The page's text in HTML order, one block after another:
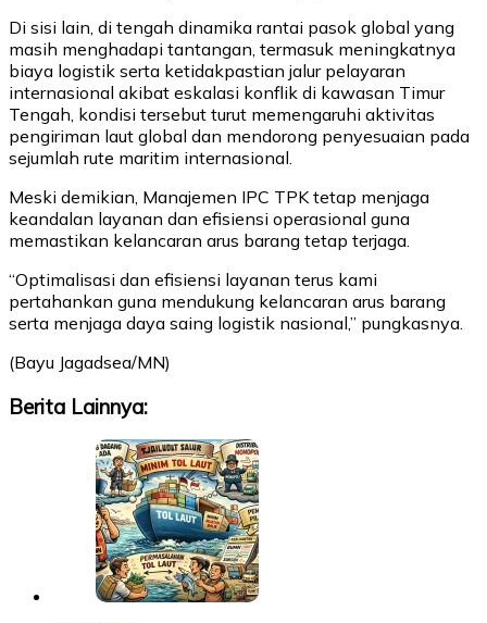
Di sisi lain, di tengah dinamika rantai pasok global yang
masih menghadapi tantangan, termasuk meningkatnya
biaya logistik serta ketidakpastian jalur pelayaran
internasional akibat eskalasi konflik di kawasan Timur
Tengah, kondisi tersebut turut memengaruhi aktivitas
pengiriman laut global dan mendorong penyesuaian pada
sejumlah rute maritim internasional.
Meski demikian, Manajemen IPC TPK tetap menjaga
keandalan layanan dan efisiensi operasional guna
memastikan kelancaran arus barang tetap terjaga.
“Optimalisasi dan efisiensi layanan terus kami
pertahankan guna mendukung kelancaran arus barang
serta menjaga daya saing logistik nasional,” pungkasnya.
(Bayu Jagadsea/MN)
Berita Lainnya: